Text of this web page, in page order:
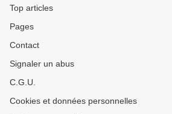
Top articles
Pages
Contact
Signaler un abus
C.G.U.
Cookies et données personnelles